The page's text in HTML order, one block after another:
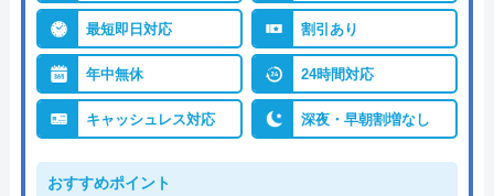
最短即日対応 割引あり
年中無休 24時間対応
キャッシュレス対応 深夜・早朝割増なし
おすすめポイント